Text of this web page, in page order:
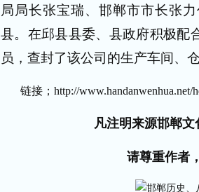
局局长张宝瑞、邯郸市市长张
县。在邱县县委、县政府积极配
员，查封了该公司的生产车间、
链接； http://www.handanwenhua.net/
凡注明来源邯郸
请尊重作者